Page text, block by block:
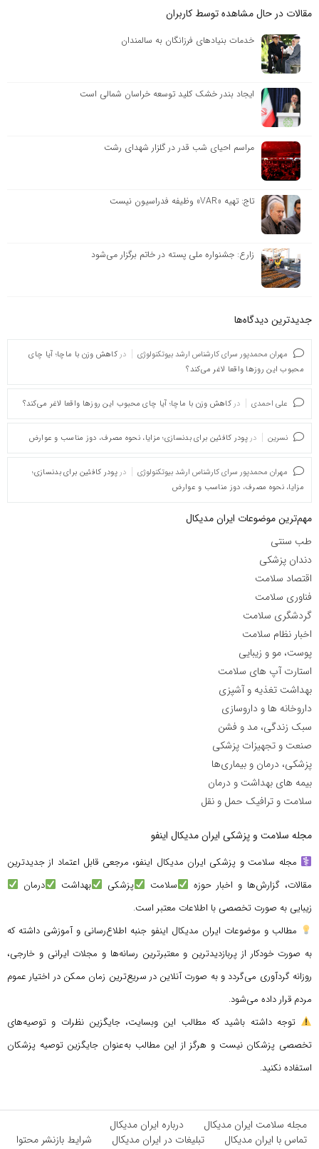
مقالات در حال مشاهده توسط کاربران
خدمات بنیادهای فرزانگان به سالمندان
ایجاد بندر خشک کلید توسعه خراسان شمالی است
مراسم احیای شب قدر در گلزار شهدای رشت
تاج: تهیه «VAR» وظیفه فدراسیون نیست
زارع: جشنواره ملی پسته در خاتم برگزار می‌شود
جدیدترین دیدگاه‌‌ها
مهران محمدپور سرای کارشناس ارشد بیوتکنولوژی در کاهش وزن با ماچا؛ آیا چای
محبوب این روزها واقعا لاغر می‌کند؟
علی احمدی در کاهش وزن با ماچا؛ آیا چای محبوب این روزها واقعا لاغر می‌کند؟
نسرین در پودر کافئین برای بدنسازی؛ مزایا، نحوه مصرف، دوز مناسب و عوارض
مهران محمدپور سرای کارشناس ارشد بیوتکنولوژی در پودر کافئین برای بدنسازی؛
مزایا، نحوه مصرف، دوز مناسب و عوارض
مهم‌ترین موضوعات ایران مدیکال
طب سنتی
دندان پزشکی
اقتصاد سلامت
فناوری سلامت
گردشگری سلامت
اخبار نظام سلامت
پوست، مو و زیبایی
استارت آپ های سلامت
بهداشت تغذیه و آشپزی
داروخانه ها و داروسازی
سبک زندگی، مد و فشن
صنعت و تجهیزات پزشکی
پزشکی، درمان و بیماری‌ها
بیمه های بهداشت و درمان
سلامت و ترافیک حمل و نقل
مجله سلامت و پزشکی ایران مدیکال اینفو
مجله سلامت و پزشکی ایران مدیکال اینفو، مرجعی قابل اعتماد از جدیدترین
مقالات، گزارش‌ها و اخبار حوزه
سلامت پزشکی بهداشت
درمان
زیبایی به صورت تخصصی با اطلاعات معتبر است.
مطالب و موضوعات ایران مدیکال اینفو جنبه اطلاع‌رسانی و آموزشی داشته که
به صورت خودکار از پربازدیدترین و معتبرترین رسانه‌ها و مجلات ایرانی و خارجی،
روزانه گردآوری می‌گردد و به صورت آنلاین در سریع‌ترین زمان ممکن در اختیار عموم
مردم قرار داده می‌شود.
توجه داشته باشید که مطالب این وبسایت، جایگزین نظرات و توصیه‌های
تخصصی پزشکان نیست و هرگز از این مطالب به‌عنوان جایگزین توصیه پزشکان
استفاده نکنید.
مجله سلامت ایران مدیکال
درباره ایران مدیکال
تماس با ایران مدیکال
تبلیغات در ایران مدیکال
شرایط بازنشر محتوا